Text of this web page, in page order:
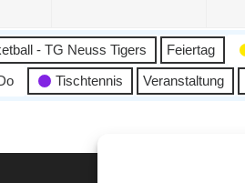
- TG Neuss Tigers Feiertag
Tischtennis Veranstaltung